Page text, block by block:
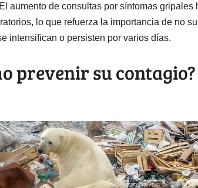
aumento de consultas por síntomas
lo que refuerza la importancia de no
intensifican o persisten por varios días.
prevenir su contagio?